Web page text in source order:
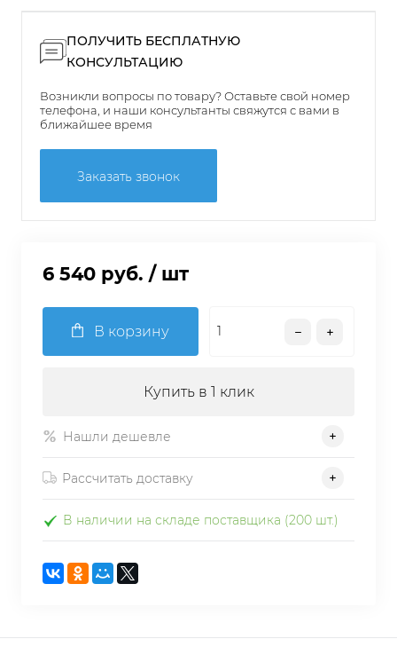
ПОЛУЧИТЬ БЕСПЛАТНУЮ
КОНСУЛЬТАЦИЮ
Возникли вопросы по товару? Оставьте свой номер
телефона, и наши консультанты свяжутся с вами в
ближайшее время
Заказать звонок
6 540 руб. / шт
В корзину
Купить в 1 клик
Нашли дешевле
Рассчитать доставку
В наличии на складе поставщика (200 шт.)